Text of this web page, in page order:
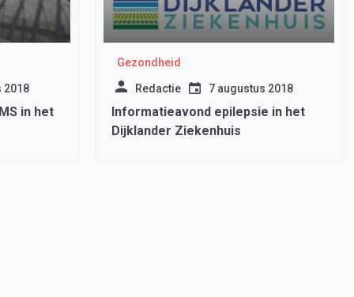
2018
in het
Gezondheid
Redactie 7 augustus 2018
Informatieavond epilepsie in het
Dijklander Ziekenhuis